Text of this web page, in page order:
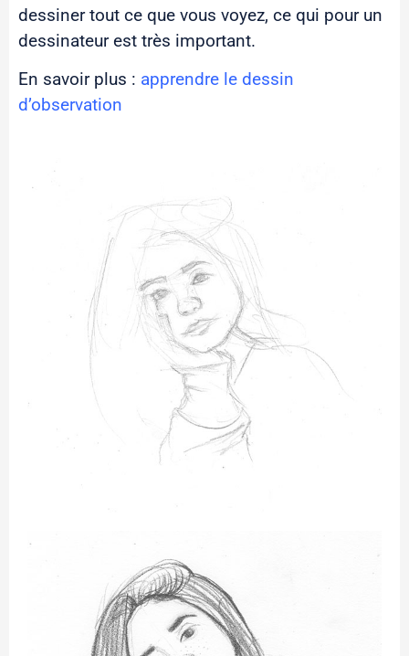
dessiner tout ce que vous voyez, ce qui pour un
dessinateur est très important.
En savoir plus : apprendre le dessin
d’observation